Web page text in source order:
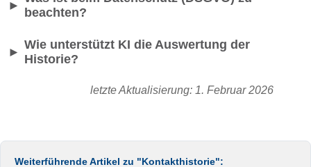
►
beachten?
►
Wie unterstützt KI die Auswertung der
Historie?
letzte Aktualisierung: 1. Februar 2026
Weiterführende Artikel zu "Kontakthistorie":